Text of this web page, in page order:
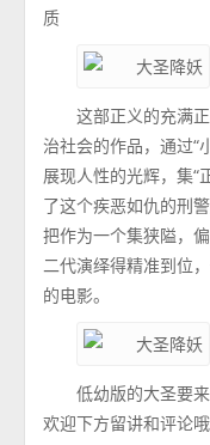
质
这部正义的充满
治社会的作品，通过“
展现人性的光辉，集“
了这个疾恶如仇的刑
把作为一个集狭隘，
二代演绎得精准到位
的电影。
低幼版的大圣要
欢迎下方留讲和评论哦